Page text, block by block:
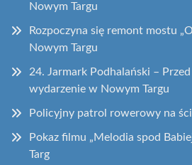
Nowym Targu
Rozpoczyna się remont mostu
Nowym Targu
24. Jarmark Podhalański –
wydarzenie w Nowym Targu
Policyjny patrol rowerowy na
Pokaz filmu „Melodia spod
Targ